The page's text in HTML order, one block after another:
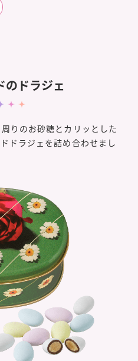
のドラジェ
りのお砂糖とカリッとした
ドラジェを詰め合わせまし